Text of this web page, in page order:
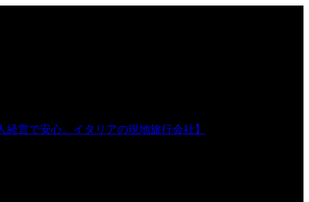
経営で安心。イタリアの現地旅行会社】